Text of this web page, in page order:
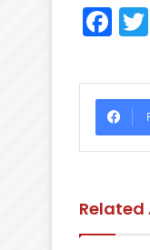
F
a
c
e
b
o
k